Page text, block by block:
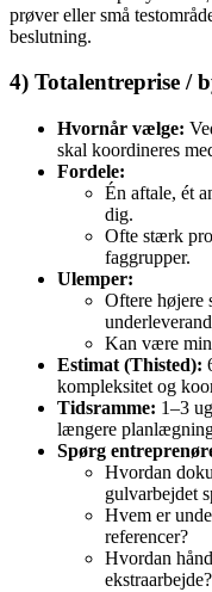
prøver eller små
beslutning.
4) Totalentreprise /
Hvornår vælge:
skal koordineres
Fordele:
Én aftale, ét
dig.
Ofte stærk
faggrupper.
Ulemper:
Oftere højere
Kan være
Estimat (Thisted):
kompleksitet og
Tidsramme: 1–3
længere
Spørg
Hvordan
gulvarbejdet
Hvem er
referencer?
Hvordan
ekstraarbejde?